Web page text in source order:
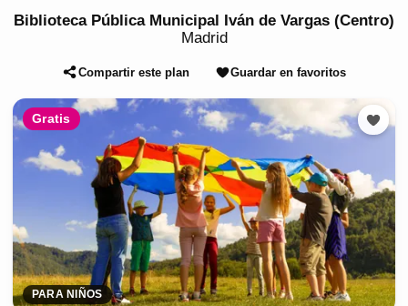
Biblioteca Pública Municipal Iván de Vargas (Centro)
Madrid
Compartir este plan Guardar en favoritos
Gratis
PARA NIÑOS